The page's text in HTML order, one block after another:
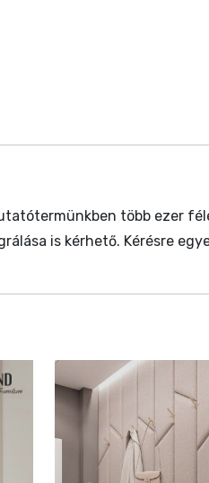
több ezer
is kérhető. Kérésre